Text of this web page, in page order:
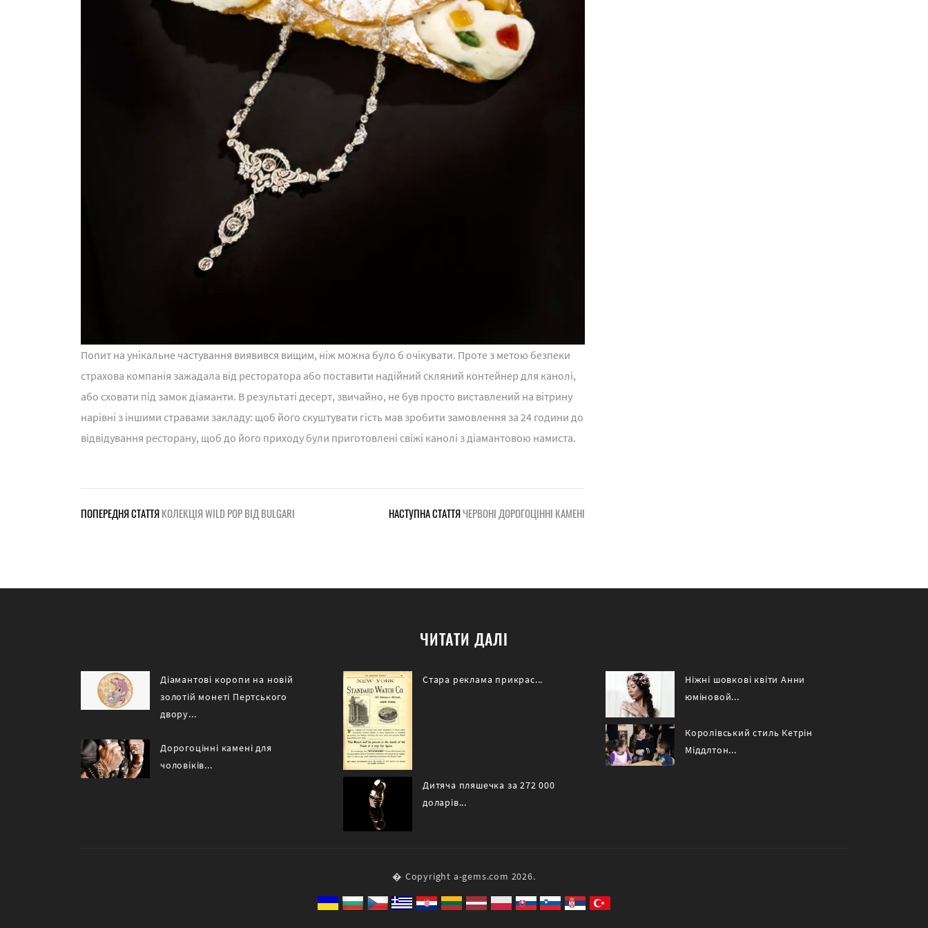
Попит на унікальне частування виявився вищим, ніж можна було б очікувати. Проте з метою безпеки
страхова компанія зажадала від ресторатора або поставити надійний скляний контейнер для канолі,
або сховати під замок діаманти. В результаті десерт, звичайно, не був просто виставлений на вітрину
нарівні з іншими стравами закладу: щоб його скуштувати гість мав зробити замовлення за 24 години до
відвідування ресторану, щоб до його приходу були приготовлені свіжі канолі з діамантовою намиста.
ПОПЕРЕДНЯ СТАТТЯКОЛЕКЦІЯ WILD POP ВІД BULGARI НАСТУПНА СТАТТЯЧЕРВОНІ ДОРОГОЦІННІ КАМЕНІ
ЧИТАТИ ДАЛІ
Діамантові коропи на новій
золотій монеті Пертського
двору...
Дорогоцінні камені для
чоловіків...
Стара реклама прикрас...
Дитяча пляшечка за 272 000
доларів...
Ніжні шовкові квіти Анни
юміновой...
Королівський стиль Кетрін
Міддлтон...
� Copyright a-gems.com 2026.